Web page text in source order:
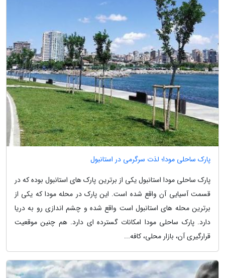
پارک ساحلی مودا؛ لذت سرگرمی در استانبول
پارک ساحلی مودا استانبول یکی از برترین پارک های استانبول بوده که در
قسمت آسیایی آن واقع شده است. این پارک در محله مودا که یکی از
برترین محله های استانبول است واقع شده و چشم اندازی رو به دریا
دارد. پارک ساحلی مودا امکانات گسترده ای دارد. هم چنین موقعیت
قرارگیری آن، بازار محلی، کافه...